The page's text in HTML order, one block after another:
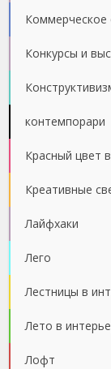
Коммерческое
Конкурсы и
контемпорари
Красный цвет
Креативные
Лайфхаки
Лего
Лестницы в
Лето в
Лофт